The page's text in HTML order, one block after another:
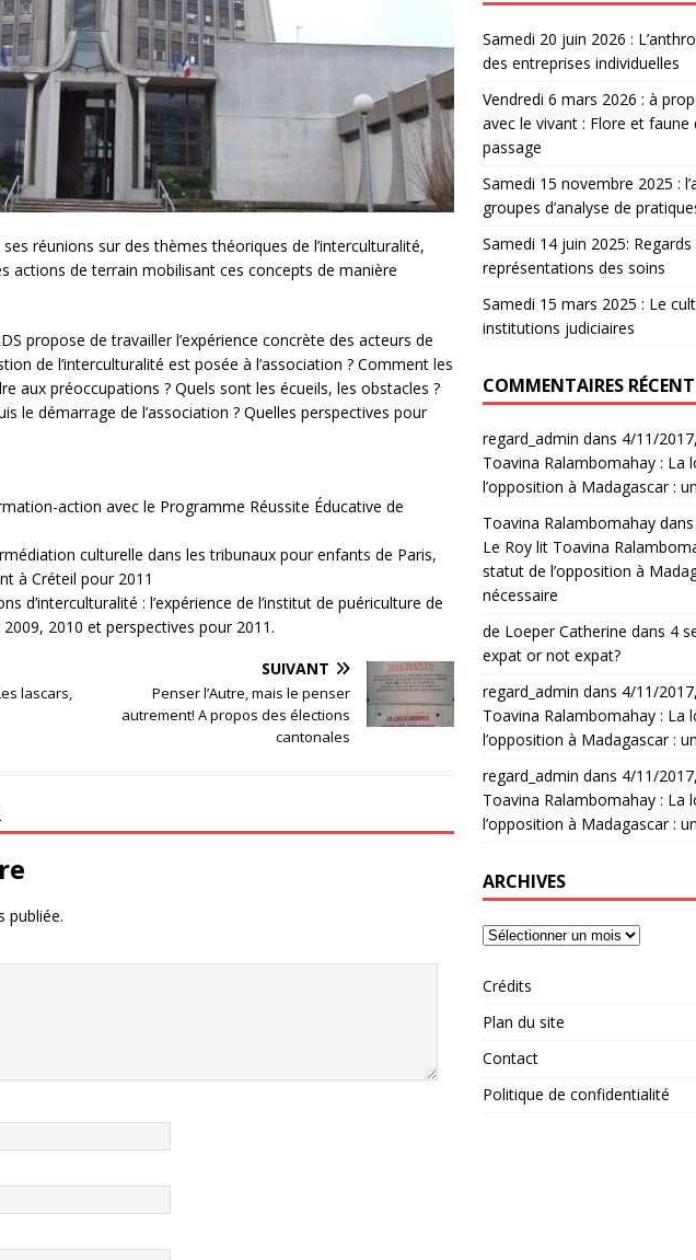
réunions sur des thèmes théoriques de l’interculturalité,
actions de terrain mobilisant ces concepts de manière
propose de travailler l’expérience concrète des acteurs de
de l’interculturalité est posée à l’association ? Comment les
aux préoccupations ? Quels sont les écueils, les obstacles ?
le démarrage de l’association ? Quelles perspectives pour
action avec le Programme Réussite Éducative de
culturelle dans les tribunaux pour enfants de Paris,
à Créteil pour 2011
d’interculturalité : l’expérience de l’institut de puériculture de
2010 et perspectives pour 2011.
lascars,
SUIVANT
Penser l’Autre, mais le penser
autrement! A propos des élections
cantonales
publiée.
Samedi 20 juin 2026 :
des entreprises individuelles
Vendredi 6 mars 2026 : à
avec le vivant : Flore et faune
passage
Samedi 15 novembre 2025 :
groupes d’analyse de
Samedi 14 juin 2025:
représentations des soins
Samedi 15 mars 2025 : Le
institutions judiciaires
COMMENTAIRES
regard_admin dans 4/11/
Toavina Ralambomahay : La
l’opposition à Madagascar :
Toavina Ralambomahaydans
Le Roy lit Toavina
statut de l’opposition à
nécessaire
de Loeper Catherine dans 4
expat or not expat?
regard_admin dans 4/11/
Toavina Ralambomahay : La
l’opposition à Madagascar :
regard_admin dans 4/11/
Toavina Ralambomahay : La
l’opposition à Madagascar :
ARCHIVES
Crédits
Plan du site
Contact
Politique de confidentialité